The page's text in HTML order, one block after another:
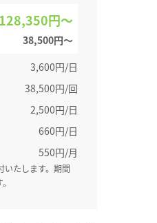
128,350円～
38,500円〜
3,600円/日
38,500円/回
2,500円/日
660円/日
550円/月
いたします。期間